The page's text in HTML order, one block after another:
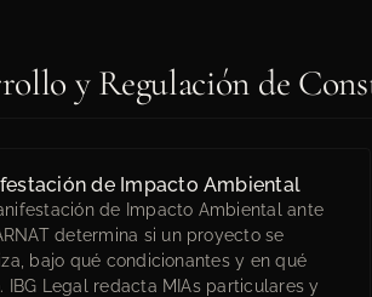
y Regulación de
de Impacto Ambiental
de Impacto Ambiental ante
determina si un proyecto se
bajo qué condicionantes y en qué
IBG Legal redacta MIAs particulares y